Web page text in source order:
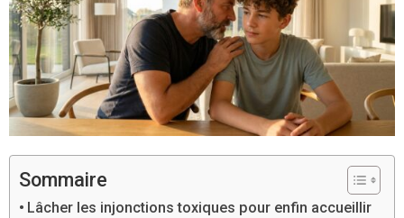
Sommaire
Lâcher les injonctions toxiques pour enfin accueillir